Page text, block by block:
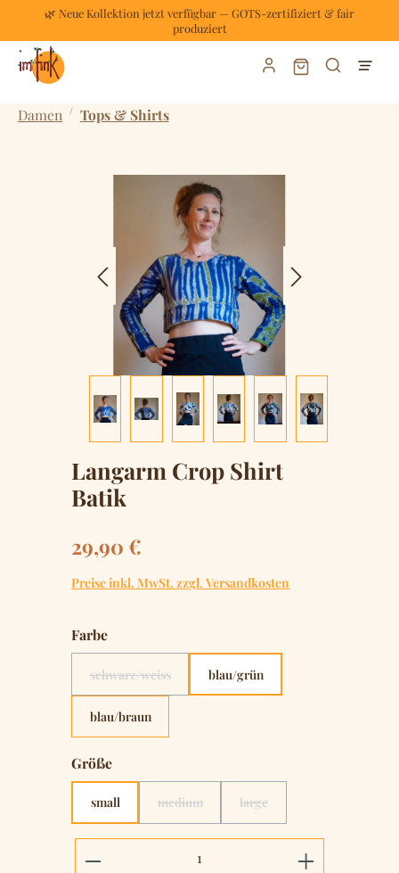
Zum Hauptinhalt springen
🌿 Neue Kollektion jetzt verfügbar — GOTS-zertifiziert & fair
produziert
Warenkorb
Damen / Tops & Shirts
Bildergalerie überspringen
Langarm Crop Shirt
Batik
Regulärer Preis:
29,90 €
Preise inkl. MwSt. zzgl. Versandkosten
Farbeauswählen
schwarz/weiss
(Diese Option ist zurzeit nicht verfügbar.)
blau/grün
blau/braun
Größeauswählen
small medium
(Diese Option ist zurzeit nicht verfügbar.)
large
(Diese Option ist zurzeit
Produkt Anzahl: Gib den